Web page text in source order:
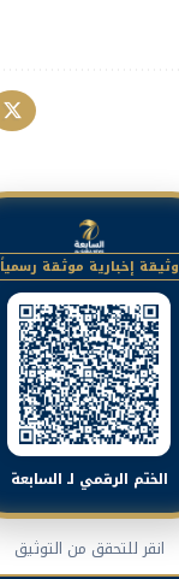
وثيقة إخبارية موثقة رسمياً
الختم الرقمي لـ السابعة
انقر للتحقق من التوثيق